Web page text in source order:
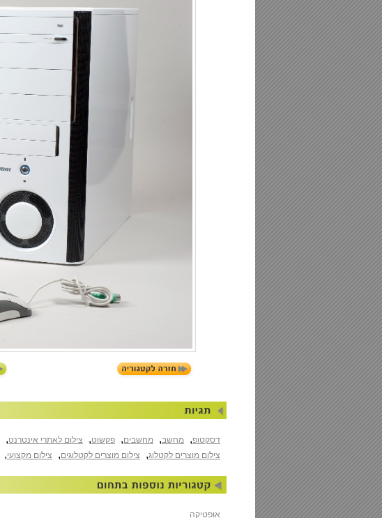
דסקטופ, מחשב, מחשבים, פקשוט, צילום לאתרי אינטרנט,
צילום מוצרים לקטלוג, צילום מוצרים לקטלוגים, צילום מקצועי,
אופטיקה